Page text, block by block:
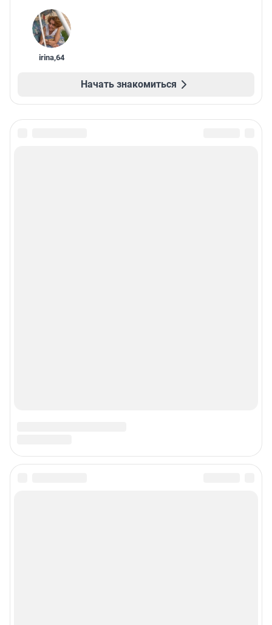
irina,64
Начать знакомиться